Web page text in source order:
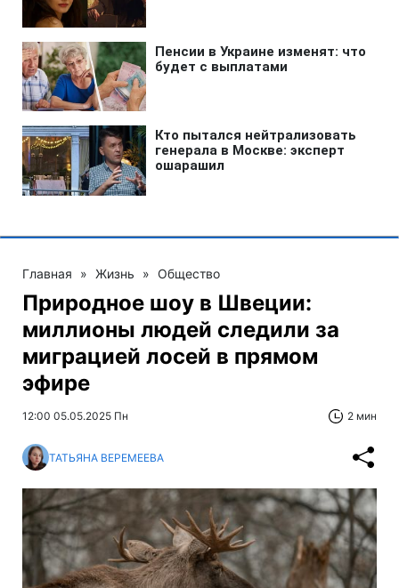
Главная » Жизнь » Общество
Природное шоу в Швеции:
миллионы людей следили за
миграцией лосей в прямом
эфире
12:00 05.05.2025 Пн 2 мин
ТАТЬЯНА ВЕРЕМЕЕВА